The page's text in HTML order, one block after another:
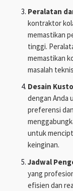
Peralatan
kontraktor
memastikan
tinggi.
memastikan
masalah
Desain
dengan Anda
preferensi
untuk
keinginan.
Jadwal
yang
efisien dan